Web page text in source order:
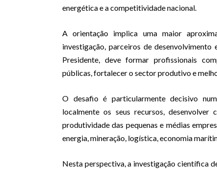
energética e a competitividade nacional.
A orientação implica uma maior
investigação, parceiros de
Presidente, deve formar profissionais
públicas, fortalecer o sector produtivo e
O desafio é particularmente decisivo
localmente os seus recursos,
produtividade das pequenas e médias
energia, mineração, logística, economia
Nesta perspectiva, a investigação científica